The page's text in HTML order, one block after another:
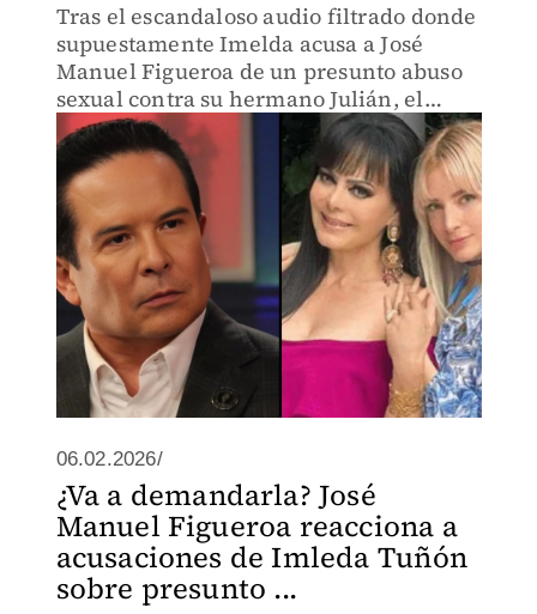
Tras el escandaloso audio filtrado donde
supuestamente Imelda acusa a José
Manuel Figueroa de un presunto abuso
sexual contra su hermano Julián, el
periodista tuvo que eliminar el video de
sus redes sociales.
06.02.2026/
¿Va a demandarla? José
Manuel Figueroa reacciona a
acusaciones de Imleda Tuñón
sobre presunto ...